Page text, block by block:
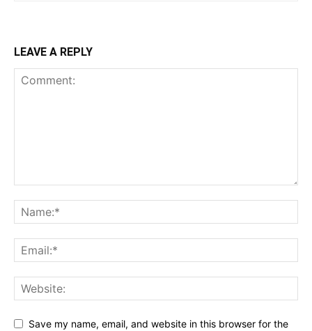
LEAVE A REPLY
Save my name, email, and website in this browser for the